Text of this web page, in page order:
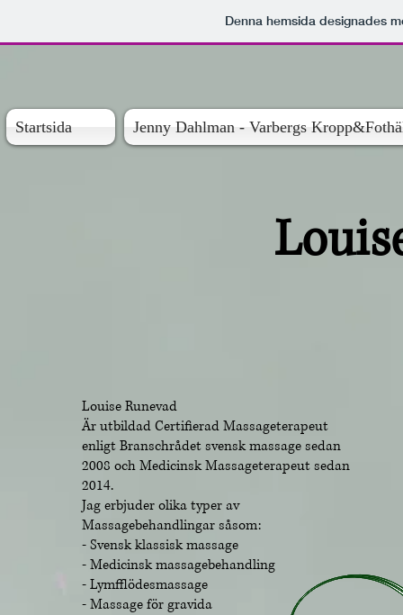
Denna hemsida designades
Startsida Jenny Dahlman - Varbergs
Louise Runevad
Är utbildad Certifierad Massageterapeut
enligt Branschrådet svensk massage sedan
2008 och Medicinsk Massageterapeut sedan
2014.
Jag erbjuder olika typer av
Massagebehandlingar såsom:
- Svensk klassisk massage
- Medicinsk massagebehandling
- Lymfflödesmassage
- Massage för gravida